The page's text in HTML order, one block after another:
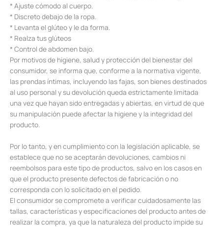
* Ajuste cómodo al cuerpo.
* Discreto debajo de la ropa.
* Levanta el glúteo y le da forma.
* Realza tus glúteos
* Control de abdomen bajo.
Por motivos de higiene, salud y protección del bienestar del
consumidor, se informa que, conforme a la normativa vigente,
las prendas íntimas, incluyendo las fajas, son bienes destinados
al uso personal y su devolución queda estrictamente limitada
una vez que hayan sido entregadas y abiertas, en virtud de que
su manipulación puede afectar la higiene y la integridad del
producto.
Por lo tanto, y en cumplimiento con la legislación aplicable, se
establece que no se aceptarán devoluciones, cambios ni
reembolsos para este tipo de productos, salvo en los casos en
que el producto presente defectos de fabricación o no
corresponda con lo solicitado en el pedido.
El consumidor se compromete a verificar cuidadosamente las
tallas, características y especificaciones del producto antes de
realizar la compra, ya que la naturaleza del producto impide su